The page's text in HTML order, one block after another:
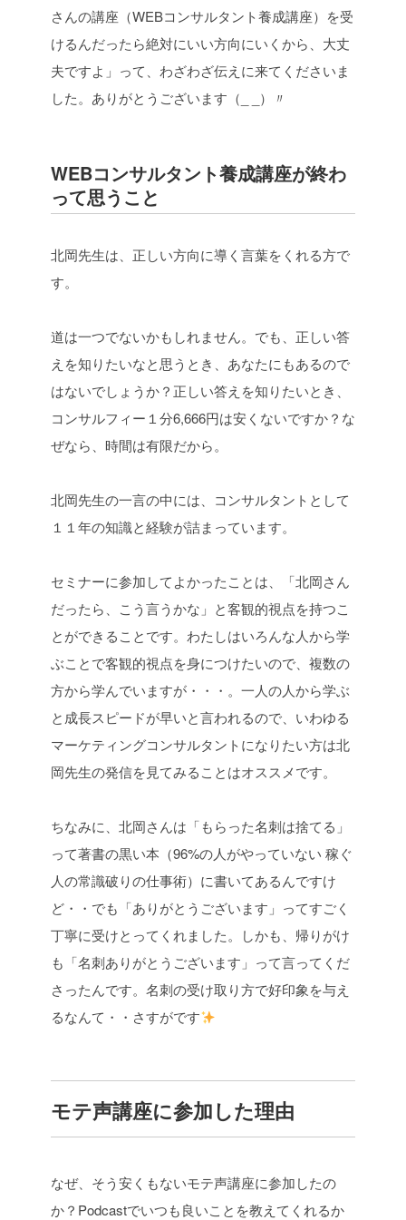
さんの講座（WEBコンサルタント養成講座）を受
けるんだったら絶対にいい方向にいくから、大丈
夫ですよ」って、わざわざ伝えに来てくださいま
した。ありがとうございます（_ _）〃
WEBコンサルタント養成講座が終わ
って思うこと
北岡先生は、正しい方向に導く言葉をくれる方で
す。
道は一つでないかもしれません。でも、正しい答
えを知りたいなと思うとき、あなたにもあるので
はないでしょうか？正しい答えを知りたいとき、
コンサルフィー１分6,666円は安くないですか？な
ぜなら、時間は有限だから。
北岡先生の一言の中には、コンサルタントとして
１１年の知識と経験が詰まっています。
セミナーに参加してよかったことは、「北岡さん
だったら、こう言うかな」と客観的視点を持つこ
とができることです。わたしはいろんな人から学
ぶことで客観的視点を身につけたいので、複数の
方から学んでいますが・・・。一人の人から学ぶ
と成長スピードが早いと言われるので、いわゆる
マーケティングコンサルタントになりたい方は北
岡先生の発信を見てみることはオススメです。
ちなみに、北岡さんは「もらった名刺は捨てる」
って著書の黒い本（96%の人がやっていない 稼ぐ
人の常識破りの仕事術）に書いてあるんですけ
ど・・でも「ありがとうございます」ってすごく
丁寧に受けとってくれました。しかも、帰りがけ
も「名刺ありがとうございます」って言ってくだ
さったんです。名刺の受け取り方で好印象を与え
るなんて・・さすがです
モテ声講座に参加した理由
なぜ、そう安くもないモテ声講座に参加したの
か？Podcastでいつも良いことを教えてくれるか